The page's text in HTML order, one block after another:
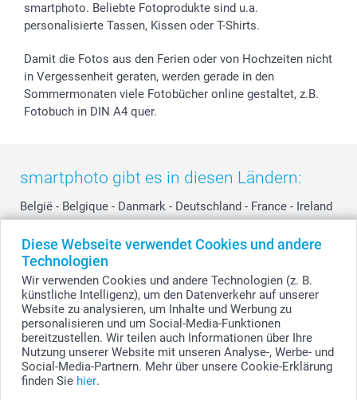
Diese Webseite verwendet Cookies und andere
Technologien
Wir verwenden Cookies und andere Technologien (z. B.
künstliche Intelligenz), um den Datenverkehr auf unserer
Website zu analysieren, um Inhalte und Werbung zu
personalisieren und um Social-Media-Funktionen
bereitzustellen. Wir teilen auch Informationen über Ihre
Nutzung unserer Website mit unseren Analyse-, Werbe- und
Social-Media-Partnern. Mehr über unsere Cookie-Erklärung
finden Sie hier.
smartgarantie
smartbonus
smartphoto. Beliebte Fotoprodukte sind u.a.
personalisierte Tassen, Kissen oder T-Shirts.
Damit die Fotos aus den Ferien oder von Hochzeiten nicht
in Vergessenheit geraten, werden gerade in den
Sommermonaten viele Fotobücher online gestaltet, z.B.
Fotobuch in DIN A4 quer.
smartphoto gibt es in diesen Ländern:
België - Belgique - Danmark - Deutschland - France - Ireland
Switzerland - Suomi - Sverige - United Kingdom -
Other Countries
Alle Preise verstehen sich in Schweizer Franken (CHF) inkl. MwSt. und zzgl.
Versandkosten.